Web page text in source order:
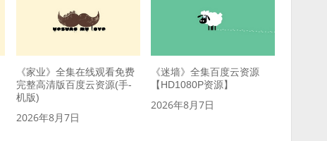
《家业》全集在线观看免费
完整高清版百度云资源(手-
机版)
2026年8月7日
《迷墙》全集百度云资源
【HD1080P资源】
2026年8月7日